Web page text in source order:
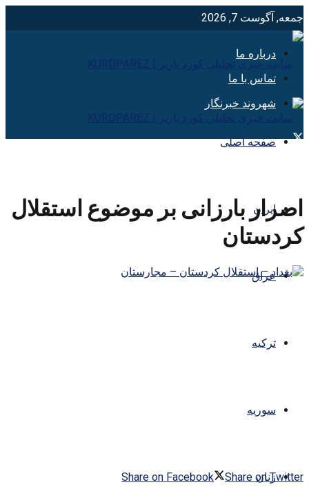
جمعه, آگوست 7, 2026
درباره ما
تماس با ما
شهروند خبرنگار
صفحه اصلی
ایران
عراق
ترکیه
سوریه
زنان
اصرار بارزانی بر موضوع استقلال
کردستان
Share on Facebook Share on Twitter